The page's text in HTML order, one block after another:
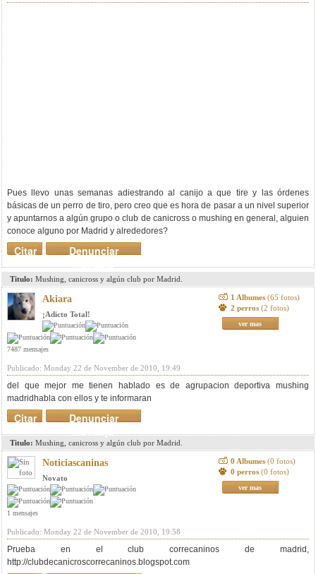
Pues llevo unas semanas adiestrando al canijo a que tire y las órdenes
básicas de un perro de tiro, pero creo que es hora de pasar a un nivel superior
y apuntarnos a algún grupo o club de canicross o mushing en general, alguien
conoce alguno por Madrid y alrededores?
Denunciar
mensaje
Citar
Titulo: Mushing, canicross y algún club por Madrid.
Akiara
¡Adicto Total!
7487 mensajes
1 Albumes (65 fotos)
2 perros (2 fotos)
ver mas
Publicado: Monday 22 de November de 2010, 19:49
del que mejor me tienen hablado es de agrupacion deportiva mushing
madridhabla con ellos y te informaran
Denunciar
mensaje
Citar
Titulo: Mushing, canicross y algún club por Madrid.
Noticiascaninas
Novato
1 mensajes
0 Albumes (0 fotos)
0 perros (0 fotos)
ver mas
Publicado: Monday 22 de November de 2010, 19:58
Prueba en el club correcaninos de madrid,
http://clubdecanicroscorrecaninos.blogspot.com